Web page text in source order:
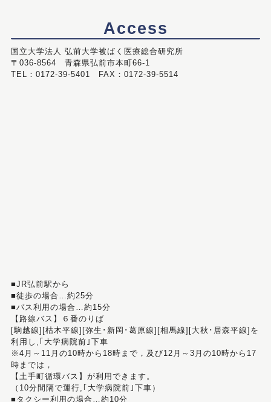
Access
国立大学法人 弘前大学被ばく医療総合研究所
〒036-8564 青森県弘前市本町66-1
TEL：0172-39-5401 FAX：0172-39-5514
■JR弘前駅から
■徒歩の場合…約25分
■バス利用の場合…約15分
【路線バス】６番のりば
[駒越線][枯木平線][弥生･新岡･葛原線][相馬線][大秋･居森平線]を
利用し,｢大学病院前｣下車
※4月～11月の10時から18時まで，及び12月～3月の10時から17
時までは，
【土手町循環バス】が利用できます。
（10分間隔で運行,｢大学病院前｣下車）
■タクシー利用の場合…約10分